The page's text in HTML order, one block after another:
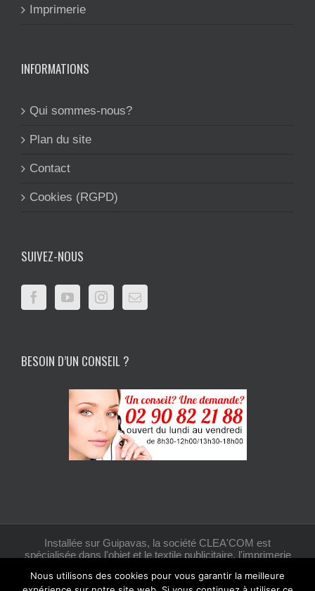
Imprimerie
INFORMATIONS
Qui sommes-nous?
Plan du site
Contact
Cookies (RGPD)
SUIVEZ-NOUS
BESOIN D’UN CONSEIL ?
Installée sur Guipavas, la société CLEA'COM est
spécialisée dans l'objet et le textile publicitaire, l'imprimerie
Nous utilisons des cookies pour vous garantir la meilleure